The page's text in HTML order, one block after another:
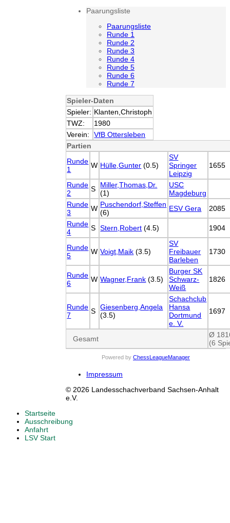
Paarungsliste
Paarungsliste
Runde 1
Runde 2
Runde 3
Runde 4
Runde 5
Runde 6
Runde 7
Spieler-Daten
Spieler: Klanten,Christoph
TWZ:
1980
Verein:
VfB Ottersleben
Partien
Runde
1
W Hülle,Gunter (0.5)
SV
Springer
Leipzig
1655
Runde
2
S
Miller,Thomas,Dr.
(1)
USC
Magdeburg
Runde
3
W Puschendorf,Steffen
(6)
ESV Gera
2085
Runde
4
S Stern,Robert (4.5) 1904
Runde
5
W Voigt,Maik (3.5)
SV
Freibauer
Barleben
1730
Runde
6
W Wagner,Frank (3.5)
Burger SK
Schwarz-
Weiß
1826
Runde
7
S Giesenberg,Angela
(3.5)
Schachclub
Hansa
Dortmund
e. V.
1697
Gesamt
Ø
(6
Powered by ChessLeagueManager
Impressum
© 2026 Landesschachverband Sachsen-Anhalt
e.V.
Startseite
Ausschreibung
Anfahrt
LSV Start